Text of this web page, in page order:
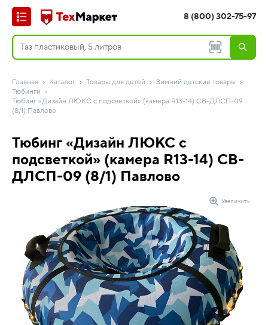
8 (800) 302-75-97
Главная Каталог Товары для детей
Зимний детские товары
Тюбинги
Тюбинг «Дизайн ЛЮКС с подсветкой» (камера R13-14) СВ-ДЛСП-09
(8/1) Павлово
Тюбинг «Дизайн ЛЮКС с
подсветкой» (камера R13-14) СВ-
ДЛСП-09 (8/1) Павлово
Увеличить